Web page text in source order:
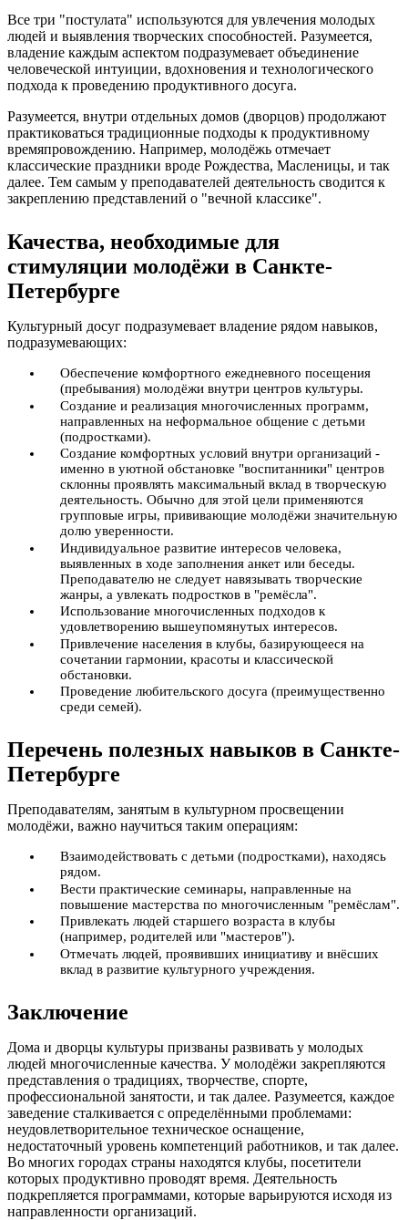
Все три "постулата" используются для увлечения молодых
людей и выявления творческих способностей. Разумеется,
владение каждым аспектом подразумевает объединение
человеческой интуиции, вдохновения и технологического
подхода к проведению продуктивного досуга.
Разумеется, внутри отдельных домов (дворцов) продолжают
практиковаться традиционные подходы к продуктивному
времяпровождению. Например, молодёжь отмечает
классические праздники вроде Рождества, Масленицы, и так
далее. Тем самым у преподавателей деятельность сводится к
закреплению представлений о "вечной классике".
Качества, необходимые для
стимуляции молодёжи в Санкте-
Петербурге
Культурный досуг подразумевает владение рядом навыков,
подразумевающих:
Обеспечение комфортного ежедневного посещения
(пребывания) молодёжи внутри центров культуры.
Создание и реализация многочисленных программ,
направленных на неформальное общение с детьми
(подростками).
Создание комфортных условий внутри организаций -
именно в уютной обстановке "воспитанники" центров
склонны проявлять максимальный вклад в творческую
деятельность. Обычно для этой цели применяются
групповые игры, прививающие молодёжи значительную
долю уверенности.
Индивидуальное развитие интересов человека,
выявленных в ходе заполнения анкет или беседы.
Преподавателю не следует навязывать творческие
жанры, а увлекать подростков в "ремёсла".
Использование многочисленных подходов к
удовлетворению вышеупомянутых интересов.
Привлечение населения в клубы, базирующееся на
сочетании гармонии, красоты и классической
обстановки.
Проведение любительского досуга (преимущественно
среди семей).
Перечень полезных навыков в Санкте-
Петербурге
Преподавателям, занятым в культурном просвещении
молодёжи, важно научиться таким операциям:
Взаимодействовать с детьми (подростками), находясь
рядом.
Вести практические семинары, направленные на
повышение мастерства по многочисленным "ремёслам".
Привлекать людей старшего возраста в клубы
(например, родителей или "мастеров").
Отмечать людей, проявивших инициативу и внёсших
вклад в развитие культурного учреждения.
Заключение
Дома и дворцы культуры призваны развивать у молодых
людей многочисленные качества. У молодёжи закрепляются
представления о традициях, творчестве, спорте,
профессиональной занятости, и так далее. Разумеется, каждое
заведение сталкивается с определёнными проблемами:
неудовлетворительное техническое оснащение,
недостаточный уровень компетенций работников, и так далее.
Во многих городах страны находятся клубы, посетители
которых продуктивно проводят время. Деятельность
подкрепляется программами, которые варьируются исходя из
направленности организаций.